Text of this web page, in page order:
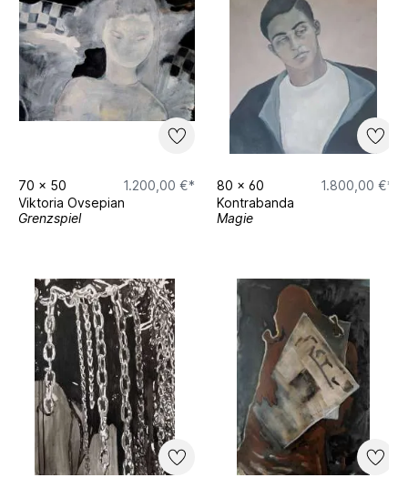
70 x 50
1.200,00 €*
Viktoria Ovsepian
Grenzspiel
80 x 60
1.800,00 €*
Kontrabanda
Magie